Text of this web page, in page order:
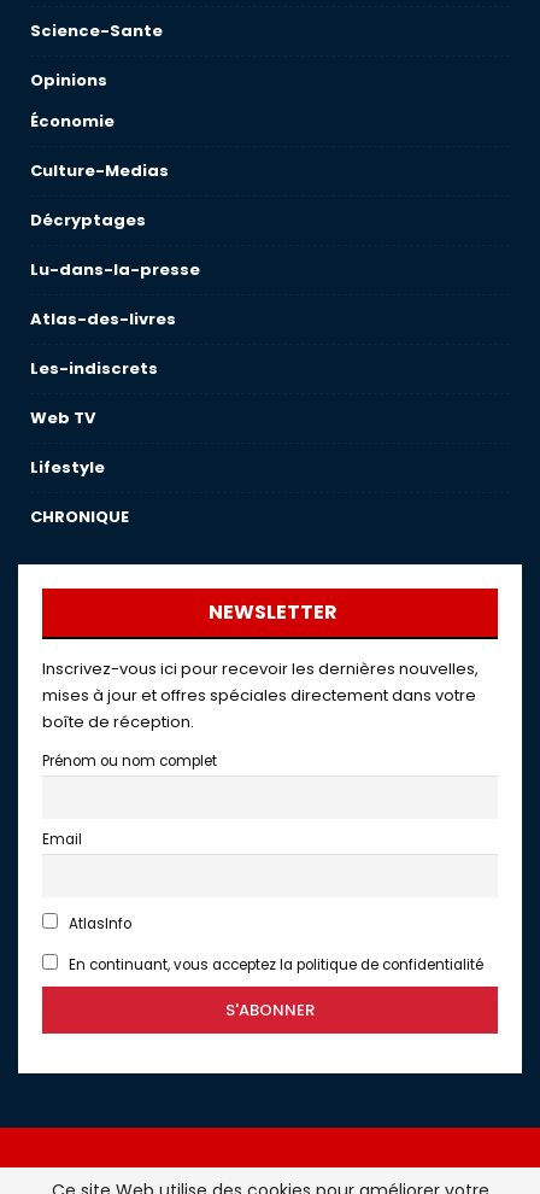
Science-Sante
Opinions
Économie
Culture-Medias
Décryptages
Lu-dans-la-presse
Atlas-des-livres
Les-indiscrets
Web TV
Lifestyle
CHRONIQUE
NEWSLETTER
Inscrivez-vous ici pour recevoir les dernières nouvelles,
mises à jour et offres spéciales directement dans votre
boîte de réception.
Prénom ou nom complet
Email
AtlasInfo
En continuant, vous acceptez la politique de confidentialité